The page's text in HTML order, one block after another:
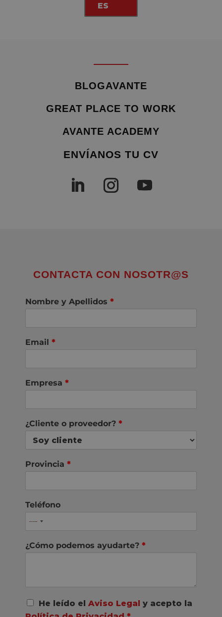
ES
BLOGAVANTE
GREAT PLACE TO WORK
AVANTE ACADEMY
ENVÍANOS TU CV
CONTACTA CON NOSOTR@S
Nombre y Apellidos *
Email *
Empresa *
¿Cliente o proveedor? *
Provincia *
Teléfono
¿Cómo podemos ayudarte? *
A
c
He leído el Aviso Legal y acepto la